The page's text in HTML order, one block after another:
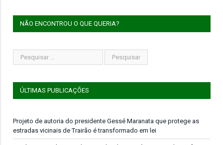
NÃO ENCONTROU O QUE QUERIA?
ÚLTIMAS PUBLICAÇÕES
Projeto de autoria do presidente Gessé Maranata que protege as
estradas vicinais de Trairão é transformado em lei